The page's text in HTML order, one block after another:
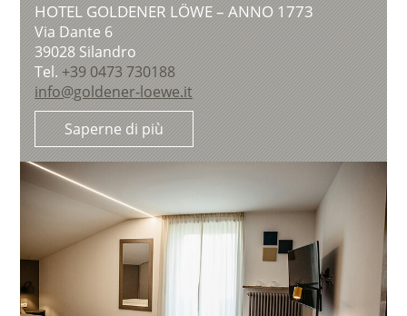
HOTEL GOLDENER LÖWE – ANNO 1773
Via Dante 6
39028Silandro
Tel.+39 0473 730188
info@goldener-loewe.it
Saperne di più